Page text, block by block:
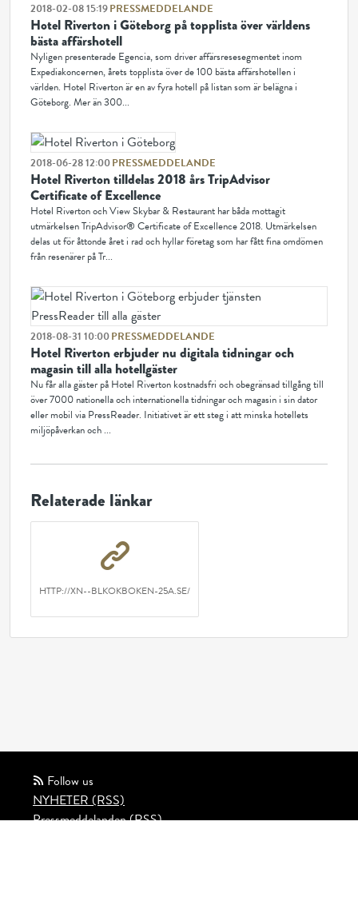
2018-02-08 15:19PRESSMEDDELANDE
Hotel Riverton i Göteborg på topplista över världens
bästa affärshotell
Nyligen presenterade Egencia, som driver affärsresesegmentet inom
Expediakoncernen, årets topplista över de 100 bästa affärshotellen i
världen. Hotel Riverton är en av fyra hotell på listan som är belägna i
Göteborg. Mer än 300...
2018-06-28 12:00PRESSMEDDELANDE
Hotel Riverton tilldelas 2018 års TripAdvisor
Certificate of Excellence
Hotel Riverton och View Skybar & Restaurant har båda mottagit
utmärkelsen TripAdvisor® Certificate of Excellence 2018. Utmärkelsen
delas ut för åttonde året i rad och hyllar företag som har fått fina omdömen
från resenärer på Tr...
2018-08-31 10:00PRESSMEDDELANDE
Hotel Riverton erbjuder nu digitala tidningar och
magasin till alla hotellgäster
Nu får alla gäster på Hotel Riverton kostnadsfri och obegränsad tillgång till
över 7000 nationella och internationella tidningar och magasin i sin dator
eller mobil via PressReader. Initiativet är ett steg i att minska hotellets
miljöpåverkan och ...
Relaterade länkar
HTTP://XN--BLKOKBOKEN-25A.SE/
Follow us
NYHETER (RSS)
Pressmeddelanden (RSS)